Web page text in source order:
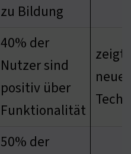
zu Bildung
40% der
Nutzer sind
positiv über
Funktionalität
zeigt
neuer
50% der